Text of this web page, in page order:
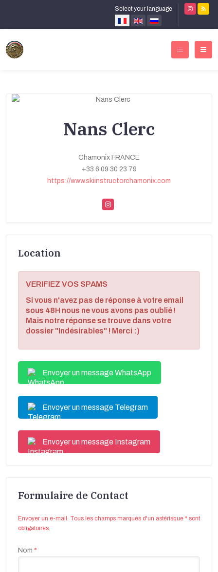
Select your language
Nans Clerc
Chamonix FRANCE
+33 6 09 30 23 79
https://www.skiinstructorchamonix.com
Location
VERIFIEZ VOS SPAMS
Si vous n'avez pas de réponse à votre email
sous 48H nous ne vous avons pas oublié !
Mais notre réponse se trouve dans votre
dossier "Indésirables" ! Merci :)
Envoyer un message WhatsApp
Envoyer un message Telegram
Envoyer un message Instagram
Formulaire de Contact
Envoyer un e-mail. Tous les champs marqués d'un astérisque * sont
obligatoires.
Nom *